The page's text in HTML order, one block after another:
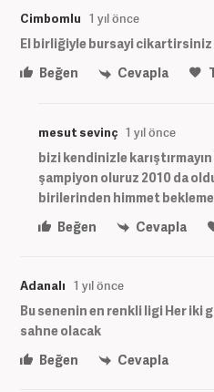
Cimbomlu 1 yıl önce
El birliğiyle bursayi cikartirsiniz
Beğen
Cevapla
mesut sevinç 1 yıl önce
bizi kendinizle
şampiyon oluruz 2010 da
birilerinden himmet
Beğen
Cevapla
Adanalı 1 yıl önce
Bu senenin en renkli ligi Her iki
sahne olacak
Beğen
Cevapla